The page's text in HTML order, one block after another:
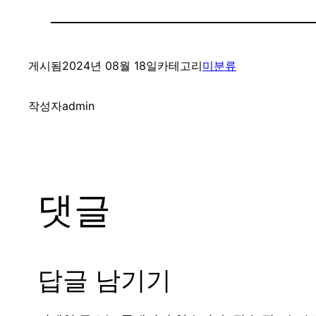
게시됨2024년 08월 18일카테고리미분류
작성자admin
댓글
답글 남기기